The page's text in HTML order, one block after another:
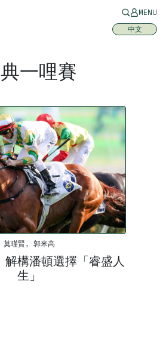
MENU
中文
一哩賽
莫瑾賢, 郭米高
解構潘頓選擇「睿盛人
生」